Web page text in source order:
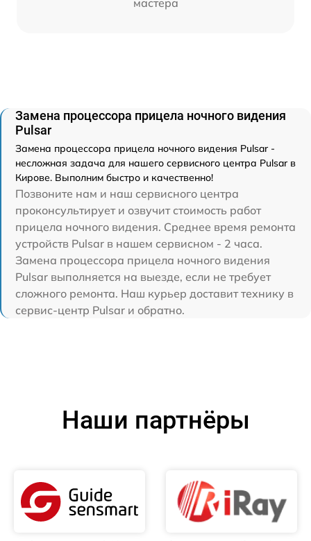
Замена процессора прицела ночного видения
Pulsar
Замена процессора прицела ночного видения Pulsar -
несложная задача для нашего сервисного центра Pulsar в
Кирове. Выполним быстро и качественно!
Позвоните нам и наш сервисного центра
проконсультирует и озвучит стоимость работ
прицела ночного видения. Среднее время ремонта
устройств Pulsar в нашем сервисном - 2 часа.
Замена процессора прицела ночного видения
Pulsar выполняется на выезде, если не требует
сложного ремонта. Наш курьер доставит технику в
сервис-центр Pulsar и обратно.
Наши партнёры